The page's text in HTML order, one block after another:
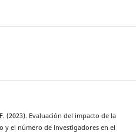
(2023). Evaluación del impacto de la
y el número de investigadores en el